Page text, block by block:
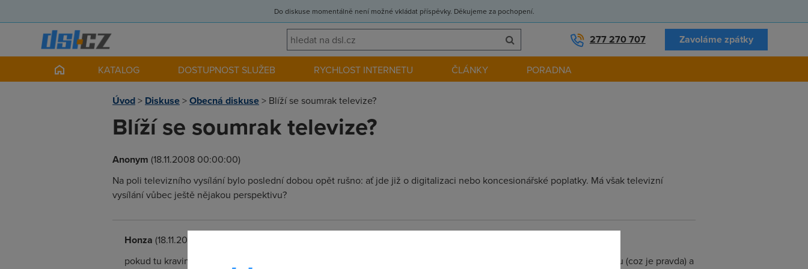
Do diskuse momentálně není možné vkládat příspěvky. Děkujeme za pochopení.
277 270 707 Zavoláme zpátky
KATALOG DOSTUPNOST SLUŽEB RYCHLOST INTERNETU ČLÁNKY PORADNA
Úvod> Diskuse>Obecná diskuse> Blíží se soumrak televize?
Blíží se soumrak televize?
Anonym (18.11.2008 00:00:00)
Na poli televizního vysílání bylo poslední dobou opět rušno: ať jde již o digitalizaci nebo koncesionářské poplatky. Má však televizní
vysílání vůbec ještě nějakou perspektivu?
Honza (18.11.2008 00:08:44)
pokud tu kravinu v podobe tech poplatku zavedou, tak okamzite dam cestny prohlaseni, ze jejich TV na netu nesleduju (coz je pravda) a